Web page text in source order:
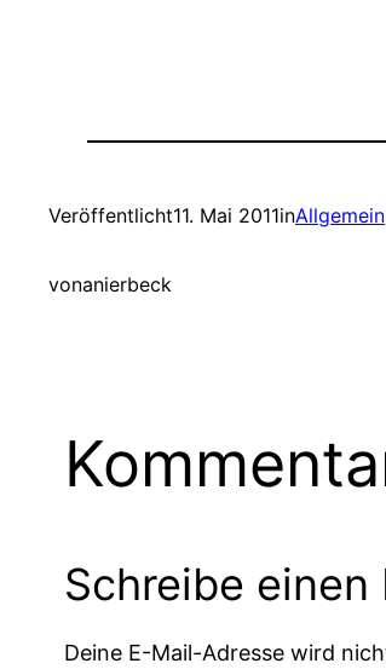
Veröffentlicht11. Mai 2011inAllgemein
vonanierbeck
Schreibe einen
Deine E-Mail-Adresse wird